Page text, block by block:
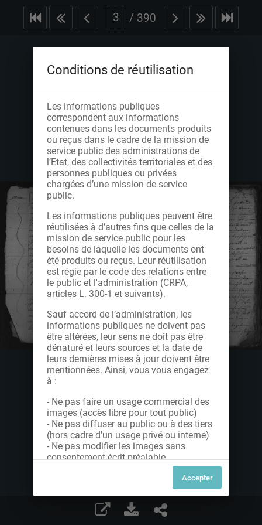
/ 390
Conditions de réutilisation
Les informations publiques
correspondent aux informations
contenues dans les documents produits
ou reçus dans le cadre de la mission de
service public des administrations de
l’Etat, des collectivités territoriales et des
personnes publiques ou privées
chargées d’une mission de service
public.
Les informations publiques peuvent être
réutilisées à d’autres fins que celles de la
mission de service public pour les
besoins de laquelle les documents ont
été produits ou reçus. Leur réutilisation
est régie par le code des relations entre
le public et l'administration (CRPA,
articles L. 300-1 et suivants).
Sauf accord de l’administration, les
informations publiques ne doivent pas
être altérées, leur sens ne doit pas être
dénaturé et leurs sources et la date de
leurs dernières mises à jour doivent être
mentionnées. Ainsi, vous vous engagez
à :
- Ne pas faire un usage commercial des
images (accès libre pour tout public)
- Ne pas diffuser au public ou à des tiers
(hors cadre d'un usage privé ou interne)
- Ne pas modifier les images sans
consentement écrit préalable
Dans le cas contraire, nous vous invitons
à nous contacter afin de solliciter le type
de Licence souhaitée parmi celles
proposées et le cas échéant, acquitter